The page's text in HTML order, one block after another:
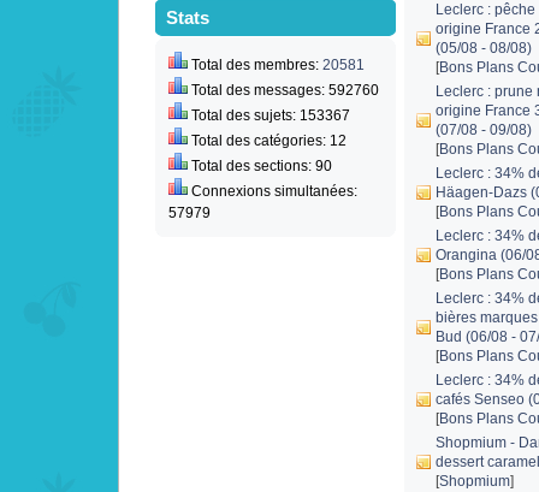
Stats
Total des membres:20581
Total des messages: 592760
Total des sujets: 153367
Total des catégories: 12
Total des sections: 90
Connexions simultanées:
57979
Leclerc :
origine France
(05/08 - 08/08)
[Bons Plans
Leclerc : prune
origine France
(07/08 - 09/08)
[Bons Plans
Leclerc : 34%
Häagen-Dazs
[Bons Plans
Leclerc : 34%
Orangina (06/
[Bons Plans
Leclerc : 34%
bières
Bud (06/08 -
[Bons Plans
Leclerc : 34%
cafés Senseo
[Bons Plans
Shopmium -
dessert
[Shopmium]